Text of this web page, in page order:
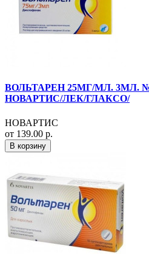
ВОЛЬТАРЕН 25МГ/МЛ. 3МЛ.
НОВАРТИС/ЛЕК/ГЛАКСО/
НОВАРТИС
от 139.00 р.
В корзину